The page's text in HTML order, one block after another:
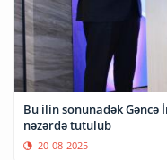
Bu ilin sonunadək Gəncə
nəzərdə tutulub
20-08-2025